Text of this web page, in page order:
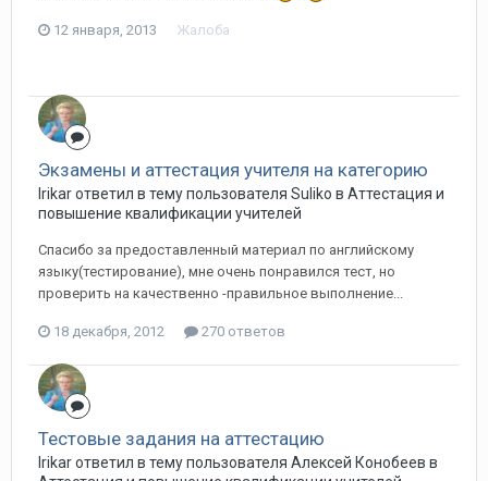
12 января, 2013 Жалоба
Экзамены и аттестация учителя на категорию
Irikar ответил в тему пользователя Suliko в Аттестация и
повышение квалификации учителей
Спасибо за предоставленный материал по английскому
языку(тестирование), мне очень понравился тест, но
проверить на качественно -правильное выполнение...
18 декабря, 2012 270 ответов
Тестовые задания на аттестацию
Irikar ответил в тему пользователя Алексей Конобеев в